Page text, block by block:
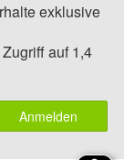
exklusive
auf 1,4
Anmelden